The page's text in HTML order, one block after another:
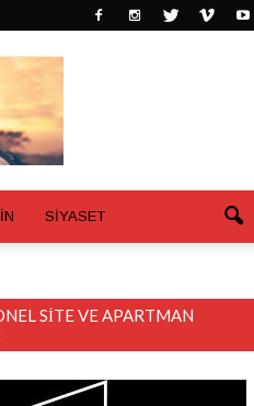
SİYASET
SITE VE APARTMAN